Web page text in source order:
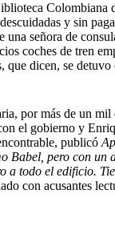
Colombiana
y sin
señora de
coches de tren
que dicen, se
por más de un mil
el gobierno y
publicó
Babel, pero con un
a todo el edificio.
con acusantes